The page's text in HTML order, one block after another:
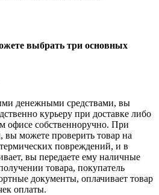
выбрать три основных
денежными средствами, вы
курьеру при доставке либо
офисе собственноручно. При
вы можете проверить товар на
повреждений, и в
вы передаете ему наличные
товара, покупатель
документы, оплачивает товар
оплаты.